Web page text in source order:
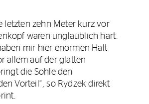
letzten zehn Meter kurz vor
waren unglaublich hart.
mir hier enormen Halt
allem auf der glatten
die Sohle den
Vorteil“, so Rydzek direkt